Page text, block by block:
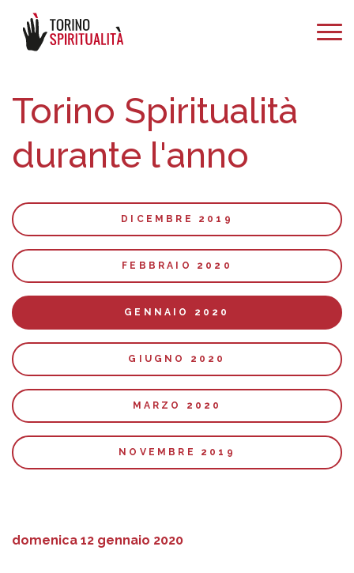
Torino Spiritualità
durante l'anno
DICEMBRE 2019
FEBBRAIO 2020
GENNAIO 2020
GIUGNO 2020
MARZO 2020
NOVEMBRE 2019
domenica 12 gennaio 2020